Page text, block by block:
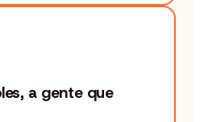
a gente que